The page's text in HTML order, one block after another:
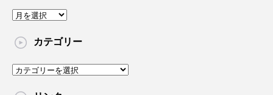
過
の
事
カテゴリー
カ